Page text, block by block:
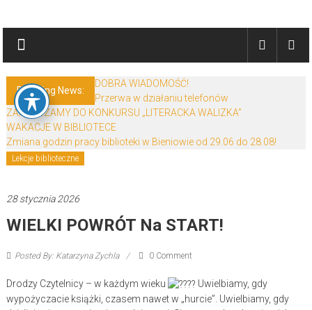
Biblioteki
Gminy
Żary
Biblioteki
Gminy
Żary
to
mieszczący
się
Powiecie
Breaking News:
DOBRA WIADOMOŚĆ!
Przerwa w działaniu telefonów
ZAPRASZAMY DO KONKURSU „LITERACKA WALIZKA”
WAKACJE W BIBLIOTECE
Zmiana godzin pracy biblioteki w Bieniowie od 29.06 do 28.08!
Lekcje biblioteczne
28 stycznia 2026
WIELKI POWRÓT Na START!
Posted By: Katarzyna Zychla 0 Comment
Drodzy Czytelnicy – w każdym wieku
Uwielbiamy, gdy
wypożyczacie książki, czasem nawet w „hurcie”. Uwielbiamy, gdy